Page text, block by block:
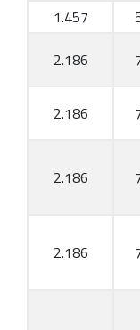
1.457
2.186
2.186
2.186
2.186